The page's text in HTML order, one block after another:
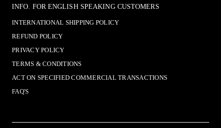
INFO. FOR ENGLISH SPEAKING CUSTOMERS
INTERNATIONAL SHIPPING POLICY
REFUND POLICY
PRIVACY POLICY
TERMS & CONDITIONS
ACT ON SPECIFIED COMMERCIAL TRANSACTIONS
FAQ'S